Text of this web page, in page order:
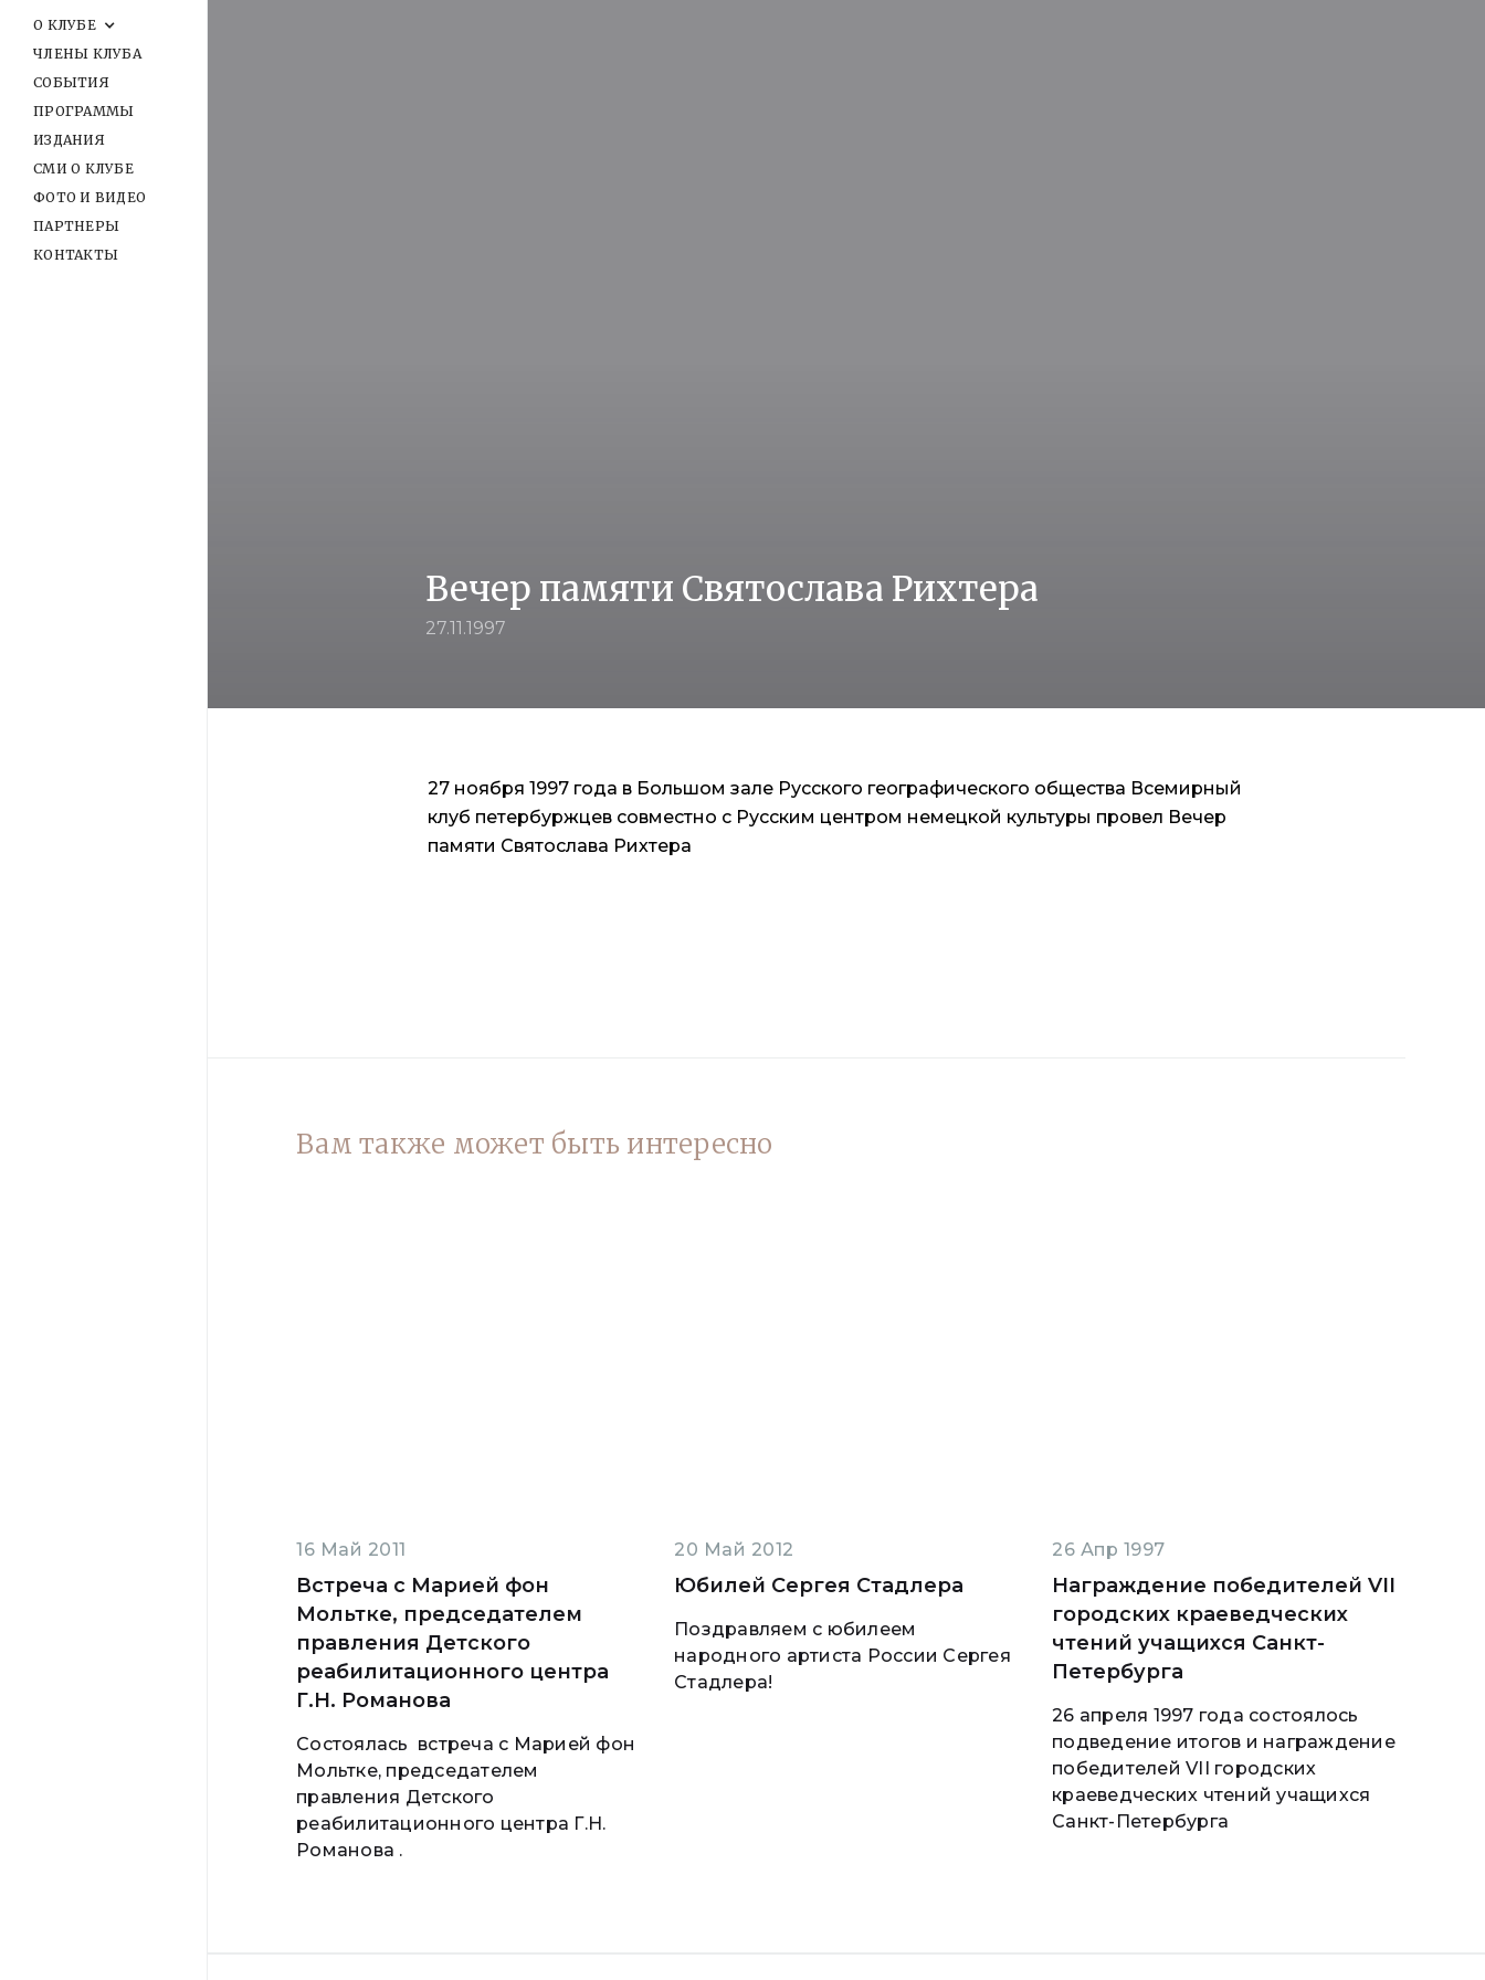
О КЛУБЕ
ЧЛЕНЫ КЛУБА
СОБЫТИЯ
ПРОГРАММЫ
ИЗДАНИЯ
СМИ О КЛУБЕ
ФОТО И ВИДЕО
ПАРТНЕРЫ
КОНТАКТЫ
Вечер памяти Святослава Рихтера
27.11.1997
27 ноября 1997 года в Большом зале Русского географического общества Всемирный
клуб петербуржцев совместно с Русским центром немецкой культуры провел Вечер
памяти Святослава Рихтера
Вам также может быть интересно
16 Май 2011
Встреча с Марией фон
Мольтке, председателем
правления Детского
реабилитационного центра
Г.Н. Романова
Состоялась встреча с Марией фон
Мольтке, председателем
правления Детского
реабилитационного центра Г.Н.
Романова .
20 Май 2012
Юбилей Сергея Стадлера
Поздравляем с юбилеем
народного артиста России Сергея
Стадлера!
26 Апр 1997
Награждение победителей VII
городских краеведческих
чтений учащихся Санкт-
Петербурга
26 апреля 1997 года состоялось
подведение итогов и награждение
победителей VII городских
краеведческих чтений учащихся
Санкт-Петербурга